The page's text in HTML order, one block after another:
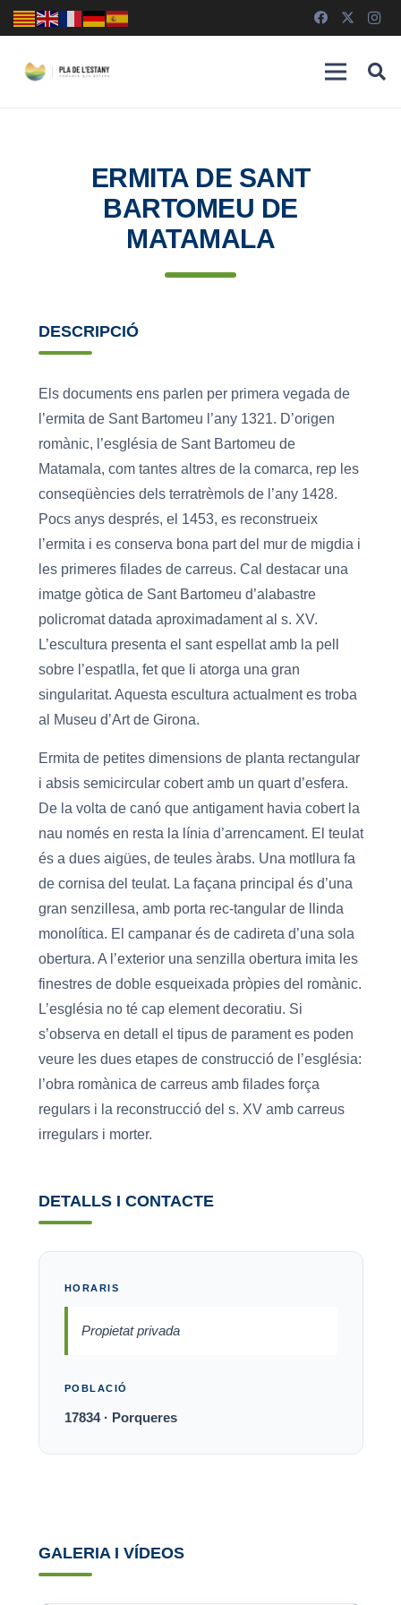
ERMITA DE SANT
BARTOMEU DE
MATAMALA
DESCRIPCIÓ
Els documents ens parlen per primera vegada de
l’ermita de Sant Bartomeu l’any 1321. D’origen
romànic, l’església de Sant Bartomeu de
Matamala, com tantes altres de la comarca, rep les
conseqüències dels terratrèmols de l’any 1428.
Pocs anys després, el 1453, es reconstrueix
l’ermita i es conserva bona part del mur de migdia i
les primeres filades de carreus. Cal destacar una
imatge gòtica de Sant Bartomeu d’alabastre
policromat datada aproximadament al s. XV.
L’escultura presenta el sant espellat amb la pell
sobre l’espatlla, fet que li atorga una gran
singularitat. Aquesta escultura actualment es troba
al Museu d’Art de Girona.
Ermita de petites dimensions de planta rectangular
i absis semicircular cobert amb un quart d’esfera.
De la volta de canó que antigament havia cobert la
nau només en resta la línia d’arrencament. El teulat
és a dues aigües, de teules àrabs. Una motllura fa
de cornisa del teulat. La façana principal és d’una
gran senzillesa, amb porta rec-tangular de llinda
monolítica. El campanar és de cadireta d’una sola
obertura. A l’exterior una senzilla obertura imita les
finestres de doble esqueixada pròpies del romànic.
L’església no té cap element decoratiu. Si
s’observa en detall el tipus de parament es poden
veure les dues etapes de construcció de l’església:
l’obra romànica de carreus amb filades força
regulars i la reconstrucció del s. XV amb carreus
irregulars i morter.
DETALLS I CONTACTE
HORARIS
Propietat privada
POBLACIÓ
17834 · Porqueres
GALERIA I VÍDEOS